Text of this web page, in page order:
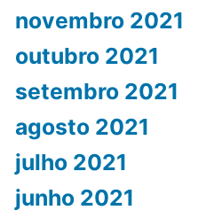
novembro 2021
outubro 2021
setembro 2021
agosto 2021
julho 2021
junho 2021